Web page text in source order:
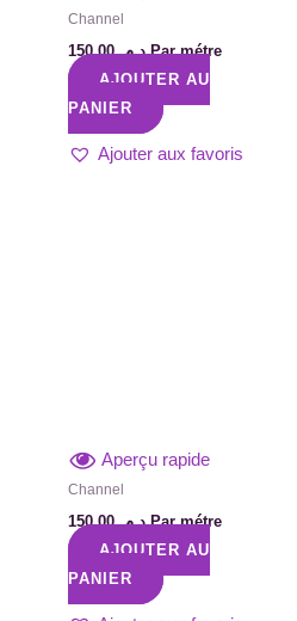
Channel
د.م.150,00
Par métre
AJOUTER AU
PANIER
Ajouter aux favoris
Aperçu rapide
Channel
د.م.150,00
Par métre
AJOUTER AU
PANIER